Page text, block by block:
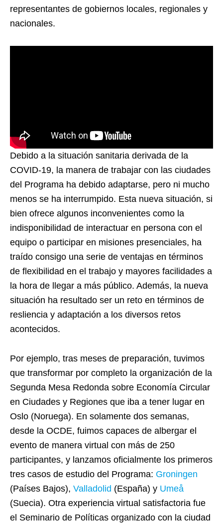
representantes de gobiernos locales, regionales y
nacionales.
Debido a la situación sanitaria derivada de la
COVID-19, la manera de trabajar con las ciudades
del Programa ha debido adaptarse, pero ni mucho
menos se ha interrumpido. Esta nueva situación, si
bien ofrece algunos inconvenientes como la
indisponibilidad de interactuar en persona con el
equipo o participar en misiones presenciales, ha
traído consigo una serie de ventajas en términos
de flexibilidad en el trabajo y mayores facilidades a
la hora de llegar a más público. Además, la nueva
situación ha resultado ser un reto en términos de
resliencia y adaptación a los diversos retos
acontecidos.
Por ejemplo, tras meses de preparación, tuvimos
que transformar por completo la organización de la
Segunda Mesa Redonda sobre Economía Circular
en Ciudades y Regiones que iba a tener lugar en
Oslo (Noruega). En solamente dos semanas,
desde la OCDE, fuimos capaces de albergar el
evento de manera virtual con más de 250
participantes, y lanzamos oficialmente los primeros
tres casos de estudio del Programa: Groningen
(Países Bajos), Valladolid (España) y Umeå
(Suecia). Otra experiencia virtual satisfactoria fue
el Seminario de Políticas organizado con la ciudad